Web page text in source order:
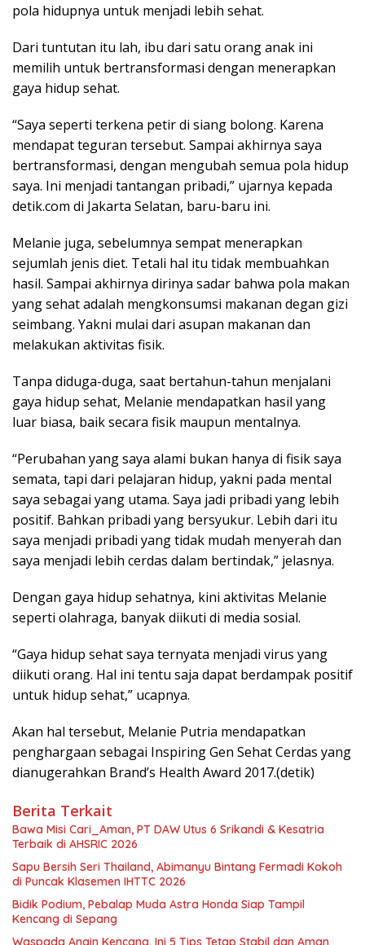
pola hidupnya untuk menjadi lebih sehat.
Dari tuntutan itu lah, ibu dari satu orang anak ini
memilih untuk bertransformasi dengan menerapkan
gaya hidup sehat.
“Saya seperti terkena petir di siang bolong. Karena
mendapat teguran tersebut. Sampai akhirnya saya
bertransformasi, dengan mengubah semua pola hidup
saya. Ini menjadi tantangan pribadi,” ujarnya kepada
detik.com di Jakarta Selatan, baru-baru ini.
Melanie juga, sebelumnya sempat menerapkan
sejumlah jenis diet. Tetali hal itu tidak membuahkan
hasil. Sampai akhirnya dirinya sadar bahwa pola makan
yang sehat adalah mengkonsumsi makanan degan gizi
seimbang. Yakni mulai dari asupan makanan dan
melakukan aktivitas fisik.
Tanpa diduga-duga, saat bertahun-tahun menjalani
gaya hidup sehat, Melanie mendapatkan hasil yang
luar biasa, baik secara fisik maupun mentalnya.
“Perubahan yang saya alami bukan hanya di fisik saya
semata, tapi dari pelajaran hidup, yakni pada mental
saya sebagai yang utama. Saya jadi pribadi yang lebih
positif. Bahkan pribadi yang bersyukur. Lebih dari itu
saya menjadi pribadi yang tidak mudah menyerah dan
saya menjadi lebih cerdas dalam bertindak,” jelasnya.
Dengan gaya hidup sehatnya, kini aktivitas Melanie
seperti olahraga, banyak diikuti di media sosial.
“Gaya hidup sehat saya ternyata menjadi virus yang
diikuti orang. Hal ini tentu saja dapat berdampak positif
untuk hidup sehat,” ucapnya.
Akan hal tersebut, Melanie Putria mendapatkan
penghargaan sebagai Inspiring Gen Sehat Cerdas yang
dianugerahkan Brand’s Health Award 2017.(detik)
Berita Terkait
Bawa Misi Cari_Aman, PT DAW Utus 6 Srikandi & Kesatria
Terbaik di AHSRIC 2026
Sapu Bersih Seri Thailand, Abimanyu Bintang Fermadi Kokoh
di Puncak Klasemen IHTTC 2026
Bidik Podium, Pebalap Muda Astra Honda Siap Tampil
Kencang di Sepang
Waspada Angin Kencang, Ini 5 Tips Tetap Stabil dan Aman